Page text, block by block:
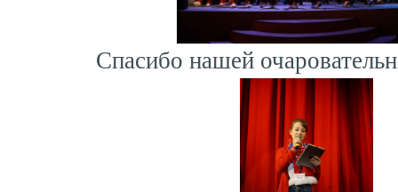
Спасибо нашей